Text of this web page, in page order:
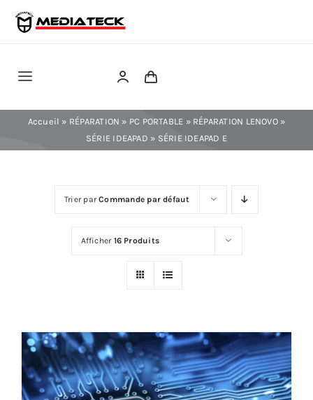
Skip
Toggle
Navigation
RÉPARATION
AUDIO
MAISON
Accueil » RÉPARATION » PC PORTABLE » RÉPARATION LENOVO»
SÉRIE IDEAPAD » SÉRIE IDEAPAD E
Trier parCommande par défaut
Afficher 16 Produits